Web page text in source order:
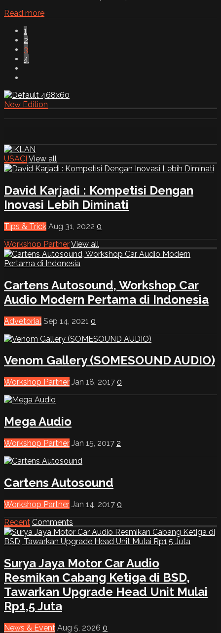
Read more
1
2
3
4
New Edition
USACI View all
David Karjadi : Kompetisi Dengan
Inovasi Lebih Diminati
Tips & Trick Aug 31, 2022 0
Workshop PartnerView all
Cartens Autosound, Workshop Car
Audio Modern Pertama di Indonesia
Advetorial Sep 14, 2021 0
Venom Gallery (SOMESOUND AUDIO)
Workshop Partner Jan 18, 2017 0
Mega Audio
Workshop Partner Jan 15, 2017 2
Cartens Autosound
Workshop Partner Jan 14, 2017 0
Recent Comments
Surya Jaya Motor Car Audio
Resmikan Cabang Ketiga di BSD,
Tawarkan Upgrade Head Unit Mulai
Rp1,5 Juta
News & Event Aug 5, 2026 0